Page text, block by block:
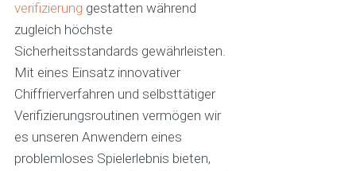
verifizierung gestatten während
zugleich höchste
Sicherheitsstandards gewährleisten.
Mit eines Einsatz innovativer
Chiffrierverfahren und selbsttätiger
Verifizierungsroutinen vermögen wir
es unseren Anwendern eines
problemloses Spielerlebnis bieten,